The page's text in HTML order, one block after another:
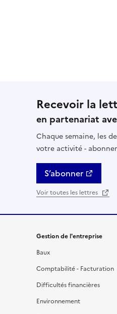
Recevoir la
en partenariat
Chaque semaine, les
votre activité -
S’abonner
Voir toutes les lettres
Gestion de l'entreprise
Baux
Comptabilité - Facturation
Difficultés financières
Environnement